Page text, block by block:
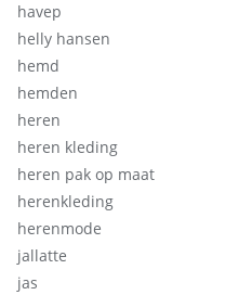
havep
helly hansen
hemd
hemden
heren
heren kleding
heren pak op maat
herenkleding
herenmode
jallatte
jas